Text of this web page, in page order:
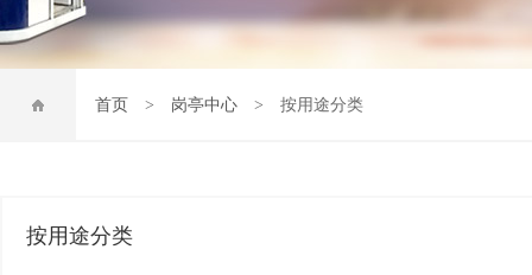
首页 > 岗亭中心 > 按用途分类
按用途分类